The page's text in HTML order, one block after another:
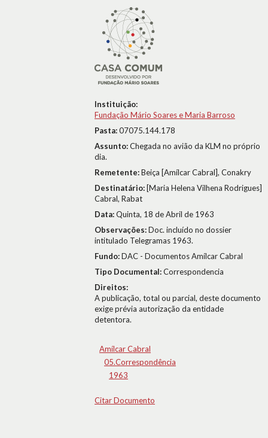
Instituição:
Fundação Mário Soares e Maria Barroso
Pasta:07075.144.178
Assunto:Chegada no avião da KLM no próprio
dia.
Remetente:Beiça [Amílcar Cabral], Conakry
Destinatário: [Maria Helena Vilhena Rodrigues]
Cabral, Rabat
Data:Quinta, 18 de Abril de 1963
Observações:Doc. incluído no dossier
intitulado Telegramas 1963.
Fundo:DAC - Documentos Amílcar Cabral
Tipo Documental:Correspondencia
Direitos:
A publicação, total ou parcial, deste documento
exige prévia autorização da entidade
detentora.
Amílcar Cabral
05.Correspondência
1963
Citar Documento